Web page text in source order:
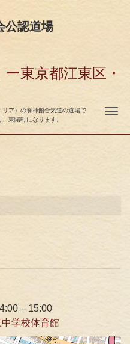
公認道場
東京都江東区・
ア）の養神館合気道の道場で
東陽町になります。
ナ
– 15:00
学校体育館